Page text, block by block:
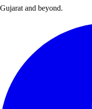
Gujarat and beyond.